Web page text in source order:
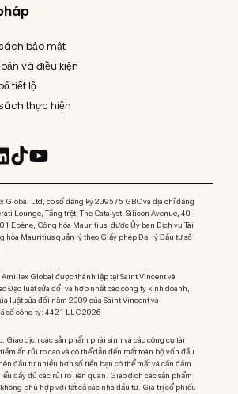
bảo mật
và điều kiện
tiết lộ
thực hiện
Global Ltd, có số đăng ký 209575 GBC và địa chỉ đăng
Lounge, Tầng trệt, The Catalyst, Silicon Avenue, 40
Ebène, Cộng hòa Mauritius, được Ủy ban Dịch vụ Tài
hòa Mauritius quản lý theo Giấy phép Đại lý Đầu tư số
Amillex Global được thành lập tại Saint Vincent và
Đạo luật sửa đổi và hợp nhất các công ty kinh doanh,
luật sửa đổi năm 2009 của Saint Vincent và
số công ty: 4421 LLC 2026
Giao dịch các sản phẩm phái sinh và các công cụ tài
ẩn rủi ro cao và có thể dẫn đến mất toàn bộ vốn đầu
đầu tư nhiều hơn số tiền bạn có thể mất và cần đảm
đầy đủ các rủi ro liên quan. Giao dịch các sản phẩm
phù hợp với tất cả các nhà đầu tư. Giá trị cổ phiếu